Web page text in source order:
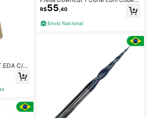
C/A
ura DLC
R$55 ,40
Envio Nacional